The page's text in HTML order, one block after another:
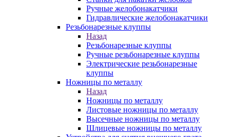
Ручные желобонакатчики
Гидравлические желобонакатчики
Резьбонарезные клуппы
Назад
Резьбонарезные клуппы
Ручные резьбонарезные клуппы
Электрические резьбонарезные
клуппы
Ножницы по металлу
Назад
Ножницы по металлу
Листовые ножницы по металлу
Высечные ножницы по металлу
Шлицевые ножницы по металлу